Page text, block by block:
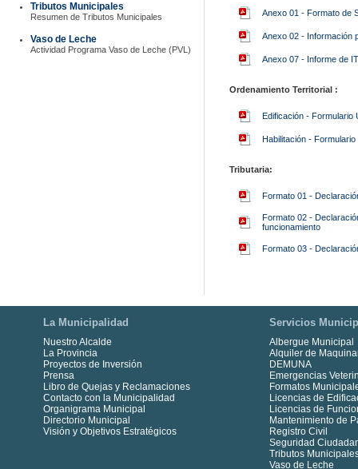
Tributos Municipales
Resumen de Tributos Municipales
Vaso de Leche
Actividad Programa Vaso de Leche (PVL)
Anexo 01 - Formato de
Anexo 02 - Información
Anexo 07 - Informe de
Ordenamiento Territorial :
Edificación - Formulario
Habilitación -
Tributaria:
Formato 01 -
Formato 02 -
funcionamiento
Formato 03 -
La Municipalidad
Nuestro Alcalde
La Provincia
Proyectos de Inversión
Prensa
Libro de Quejas y Reclamaciones
Contacto con la Municipalidad
Organigrama Municipal
Directorio Municipal
Visión y Objetivos Estratégicos
Servicios
Albergue Municipal
Alquiler de
DEMUNA
Emergencias
Formatos
Licencias de
Licencias de
Mantenimiento de
Registro Civil
Seguridad
Tributos
Vaso de Leche